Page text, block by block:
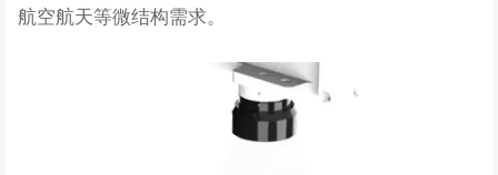
航空航天等微结构需求。